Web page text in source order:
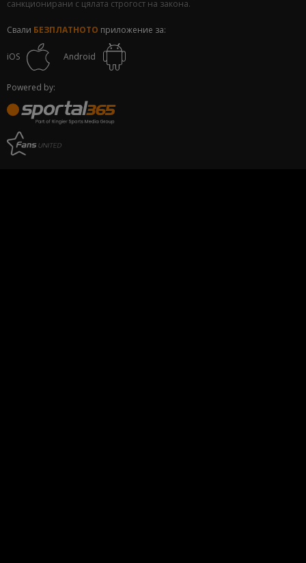
санкционирани с цялата строгост на закона.
Свали БЕЗПЛАТНОТО приложение за:
iOS Android
Powered by: